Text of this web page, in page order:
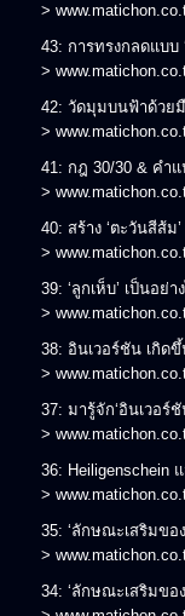
>
43: การทรงกลดแบบ
>
42: วัดมุมบนฟ้าด้วย
>
41: กฎ 30/30 & คำ
>
40: สร้าง ‘ตะวันสีส้ม
>
39: ‘ลูกเห็บ’ เป็นอย่
>
38: อินเวอร์ชัน เกิด
>
37: มารู้จัก‘อินเวอร์ชั
>
36: Heiligenschein
>
35: ‘ลักษณะเสริมขอ
>
34: ‘ลักษณะเสริมขอ